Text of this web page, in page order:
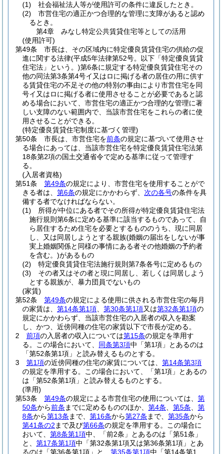
(1)
社会福祉法人等が使用許可の条件に違反したとき。
(2)
市営住宅の適正かつ合理的な管理に支障があると認め
るとき。
第4章
みなし特定公共賃貸住宅等としての活用
(使用許可)
第49条
市長は、その区域内に特定優良賃貸住宅の供給の促
進に関する法律(平成5年法律第52号。以下「特定優良賃貸
住宅法」という。)第6条に規定する特定優良賃貸住宅その
他の同法第3条第4号イ又はロに掲げる者の居住の用に供す
る賃貸住宅の不足その他の特別の事由により市営住宅を同
号イ又はロに掲げる者に使用させることが必要であると認
める場合において、市営住宅の適正かつ合理的な管理に著
しい支障のない範囲内で、当該市営住宅をこれらの者に使
用させることができる。
(特定優良賃貸住宅制度に基づく管理)
第50条
市長は、市営住宅を前条の規定に基づいて使用させ
る場合にあっては、当該市営住宅を特定優良賃貸住宅法第
18条第2項の国土交通省令で定める基準に従って管理す
る。
(入居者資格)
第51条
第49条の規定により、市営住宅を使用することがで
きる者は、 第6条の規定にかかわらず、 次の各号の条件を具
備する者でなければならない。
(1)
所得が中位にある者でその所得が特定優良賃貸住宅法
施行規則第6条に定める基準に該当するものであって、自
ら居住するため住宅を必要とするもののうち、現に同居
し、又は同居しようとする親族(婚姻の届出をしないが事
実上婚姻関係と同様の事情にある者その他婚姻の予約者
を含む。)があるもの
(2)
特定優良賃貸住宅法施行規則第7条各号に定めるもの
(3)
その者又はその者と現に同居し、若しくは同居しよう
とする親族が、暴力団員でないもの
(家賃)
第52条
第49条の規定による使用に供される市営住宅の毎月
の家賃は、 第14条第1項 第30条第1項又は第32条第1項の
規定にかかわらず、当該市営住宅の入居者の収入を勘案
し、かつ、近傍同種の住宅の家賃以下で市長が定める。
2
前項の入居者の収入については第15条の規定を準用す
る。
この場合において、 同条第3項中「第1項」とあるのは
「第52条第1項」と読み替えるものとする。
3
第1項の近傍同種の住宅の家賃については、 第14条第3項
の規定を準用する。
この場合において、「第1項」とあるの
は「第52条第1項」と読み替えるものとする。
(準用)
第53条
第49条の規定による市営住宅の使用については、 第
50条から前条 までに定めるもののほか、 第4条 第5条
第
8条から第13条 まで、 第16条から第27条 まで、 第35条から
第41条の2 まで及び第66条の規定を準用する。
この場合に
おいて、 第8条第1項中、「前2条」とあるのは「第51条」
と、 第17条第1項中「第32条第1項又は第36条第1項」とあ
るのは「第36条第1項」と、 第35条第1項中「第14条第1